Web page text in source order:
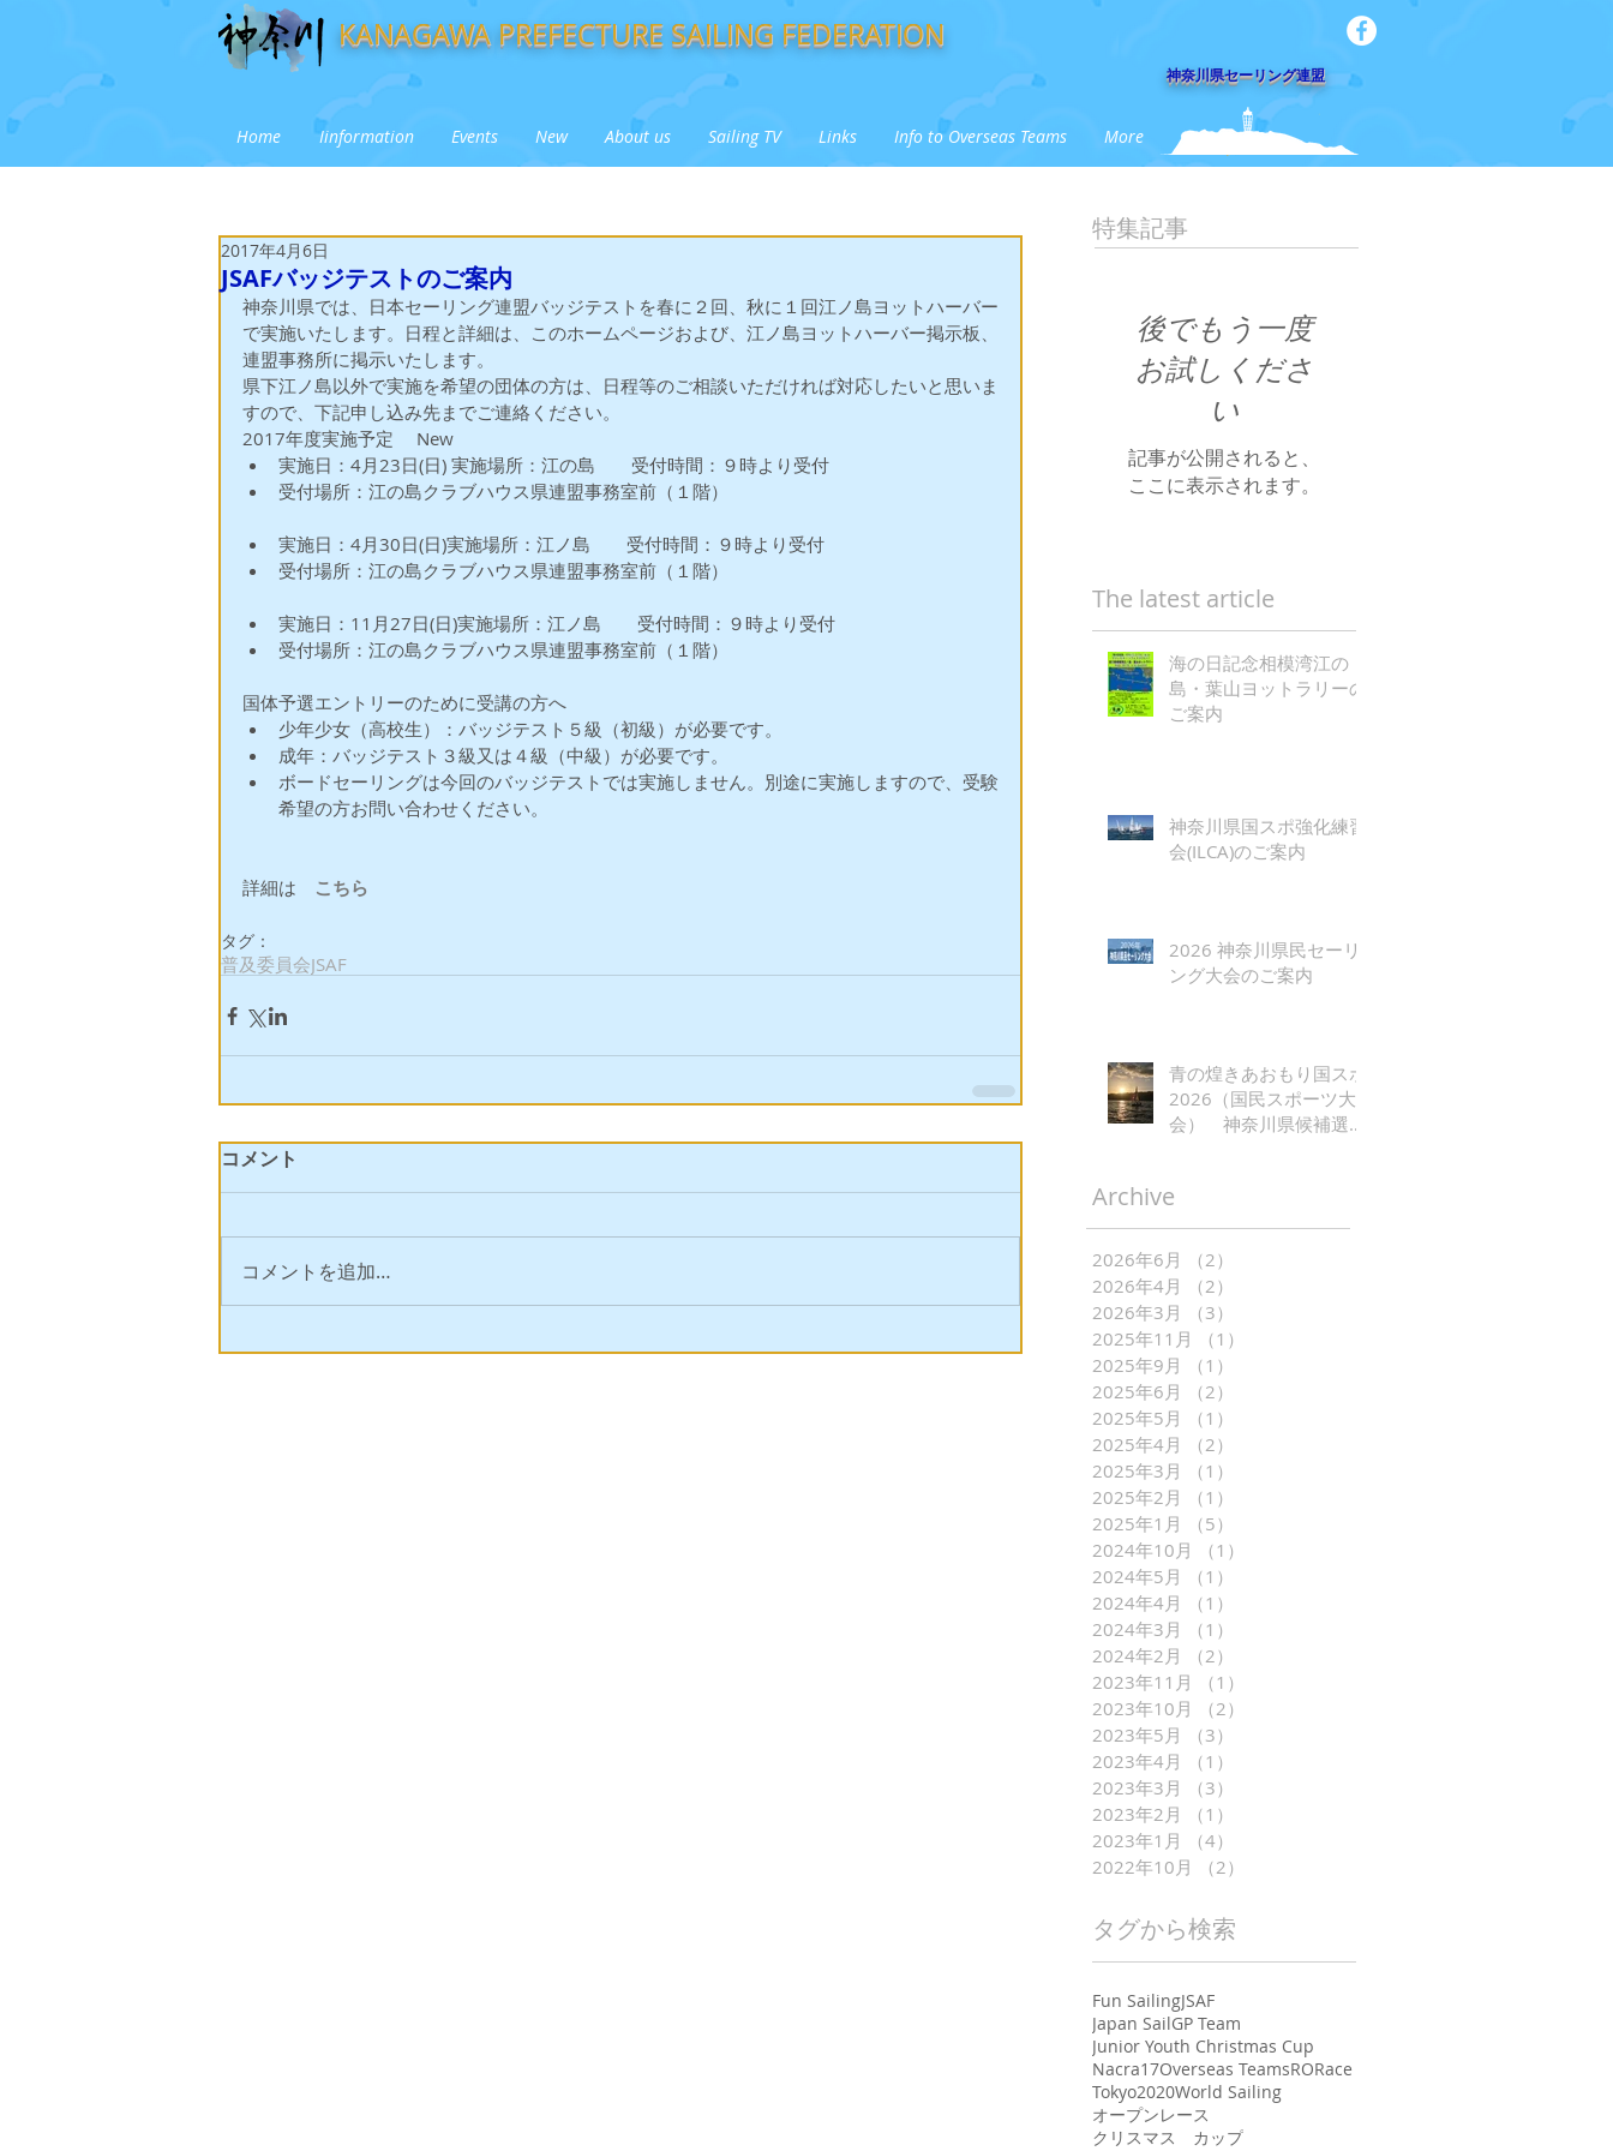
KANAGAWA PREFECTURE SAILING FEDERATION
​神奈川県セーリング連盟
Home Iinformation Events New About us Sailing TV Links Info to Overseas Teams More
JSAFバッジテストのご案内
2017年4月6日
神奈川県では、日本セーリング連盟バッジテストを春に２回、秋に１回江ノ島ヨットハーバー
で実施いたします。日程と詳細は、このホームページおよび、江ノ島ヨットハーバー掲示板、
連盟事務所に掲示いたします。
県下江ノ島以外で実施を希望の団体の方は、日程等のご相談いただければ対応したいと思いま
すので、下記申し込み先までご連絡ください。
2017年度実施予定 　New
実施日：4月23日(日) 実施場所：江の島　　受付時間：９時より受付
受付場所：江の島クラブハウス県連盟事務室前（１階）
実施日：4月30日(日)実施場所：江ノ島　　受付時間：９時より受付
受付場所：江の島クラブハウス県連盟事務室前（１階）
実施日：11月27日(日)実施場所：江ノ島　　受付時間：９時より受付
受付場所：江の島クラブハウス県連盟事務室前（１階）
国体予選エントリーのために受講の方へ
少年少女（高校生）：バッジテスト５級（初級）が必要です。
成年：バッジテスト３級又は４級（中級）が必要です。
ボードセーリングは今回のバッジテストでは実施しません。別途に実施しますので、受験
希望の方お問い合わせください。
詳細は こちら
タグ：
普及委員会JSAF
コメント
コメントを追加…
特集記事
後でもう一度
お試しくださ
い
記事が公開されると、
ここに表示されます。
The latest article
海の日記念相模湾江の
島・葉山ヨットラリーの
ご案内
神奈川県国スポ強化練習
会(ILCA)のご案内
2026 神奈川県民セーリ
ング大会のご案内
青の煌きあおもり国スポ
2026（国民スポーツ大
会） 神奈川県候補選手
Archive
2026年6月 （2）
2026年4月
（2）
2026年3月
（3）
2025年11月
（1）
2025年9月
（1）
2025年6月
（2）
2025年5月
（1）
2025年4月
（2）
2025年3月
（1）
2025年2月
（1）
2025年1月
（5）
2024年10月
（1）
2024年5月
（1）
2024年4月
（1）
2024年3月
（1）
2024年2月
（2）
2023年11月
（1）
2023年10月
（2）
2023年5月
（3）
2023年4月
（1）
2023年3月
（3）
2023年2月
（1）
2023年1月
（4）
2022年10月
（2）
タグから検索
Fun SailingJSAF
Japan SailGP Team
Junior Youth Christmas Cup
Nacra17Overseas TeamsRORace
Tokyo2020World Sailing
オープンレース
クリスマス カップ